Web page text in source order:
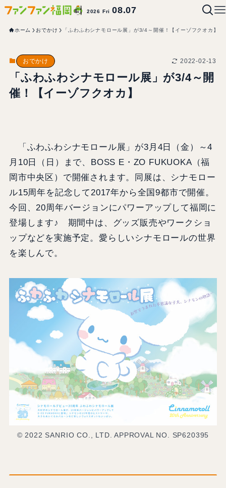
2026 Fri08.07
ホーム おでかけ 「ふわふわシナモロール展」が3/4～開催！【イーゾフクオカ】
おでかけ 2022-02-13
「ふわふわシナモロール展」が3/4～開
催！【イーゾフクオカ】
「ふわふわシナモロール展」が3月4日（金）～4
月10日（日）まで、BOSS E・ZO FUKUOKA（福
岡市中央区）で開催されます。同展は、シナモロー
ル15周年を記念して2017年から全国9都市で開催。
今回、20周年バージョンにパワーアップして福岡に
登場します♪ 期間中は、グッズ販売やワークショ
ップなどを実施予定。愛らしいシナモロールの世界
を楽しんで。
© 2022 SANRIO CO., LTD. APPROVAL NO. SP620395